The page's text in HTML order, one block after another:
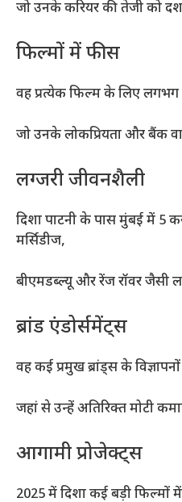
जो उनके करियर की तेजी को
फिल्मों में फीस
वह प्रत्येक फिल्म के लिए
जो उनके लोकप्रियता और बैंक
लग्जरी जीवनशैली
दिशा पाटनी के पास मुंबई में 5
मर्सिडीज,
बीएमडब्ल्यू और रेंज रॉवर जैसी
ब्रांड एंडोर्समेंट्स
वह कई प्रमुख ब्रांड्स के
जहां से उन्हें अतिरिक्त मोटी
आगामी प्रोजेक्ट्स
2025 में दिशा कई बड़ी